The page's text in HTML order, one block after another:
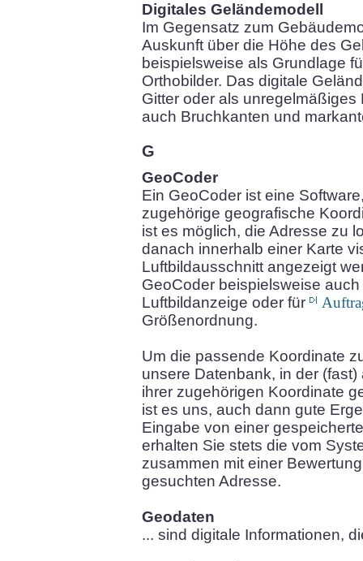
Digitales Geländemodell
Im Gegensatz zum
Auskunft über die Höhe des
beispielsweise als Grundlage
Orthobilder. Das digitale
Gitter oder als
auch Bruchkanten und
G
GeoCoder
Ein GeoCoder ist eine
zugehörige geografische
ist es möglich, die Adresse zu
danach innerhalb einer Karte
Luftbildausschnitt angezeigt
GeoCoder beispielsweise
Luftbildanzeige oder für
Größenordnung.
Um die passende Koordinate
unsere Datenbank, in der
ihrer zugehörigen Koordinate
ist es uns, auch dann gute
Eingabe von einer
erhalten Sie stets die vom
zusammen mit einer
gesuchten Adresse.
Geodaten
... sind digitale Informationen,